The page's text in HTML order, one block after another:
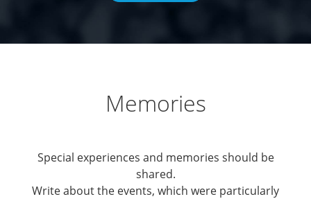
Memories
Special experiences and memories should be
shared.
Write about the events, which were particularly